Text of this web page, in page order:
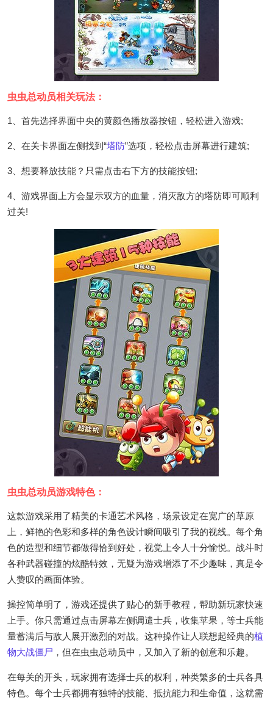
虫虫总动员相关玩法：
1、首先选择界面中央的黄颜色播放器按钮，轻松进入游戏;
2、在关卡界面左侧找到“塔防”选项，轻松点击屏幕进行建筑;
3、想要释放技能？只需点击右下方的技能按钮;
4、游戏界面上方会显示双方的血量，消灭敌方的塔防即可顺利
过关!
虫虫总动员游戏特色：
这款游戏采用了精美的卡通艺术风格，场景设定在宽广的草原
上，鲜艳的色彩和多样的角色设计瞬间吸引了我的视线。每个角
色的造型和细节都做得恰到好处，视觉上令人十分愉悦。战斗时
各种武器碰撞的炫酷特效，无疑为游戏增添了不少趣味，真是令
人赞叹的画面体验。
操控简单明了，游戏还提供了贴心的新手教程，帮助新玩家快速
上手。你只需通过点击屏幕左侧调遣士兵，收集苹果，等士兵能
量蓄满后与敌人展开激烈的对战。这种操作让人联想起经典的植
物大战僵尸 ，但在虫虫总动员中，又加入了新的创意和乐趣。
在每关的开头，玩家拥有选择士兵的权利，种类繁多的士兵各具
特色。每个士兵都拥有独特的技能、抵抗能力和生命值，这就需